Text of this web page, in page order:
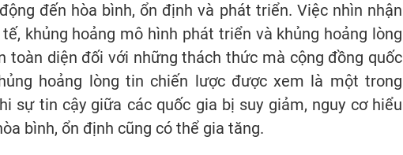
đến hòa bình, ổn định và phát triển. Việc nhìn nhận
khủng hoảng mô hình phát triển và khủng hoảng lòng
toàn diện đối với những thách thức mà cộng đồng quốc
hoảng lòng tin chiến lược được xem là một trong
sự tin cậy giữa các quốc gia bị suy giảm, nguy cơ hiểu
bình, ổn định cũng có thể gia tăng.